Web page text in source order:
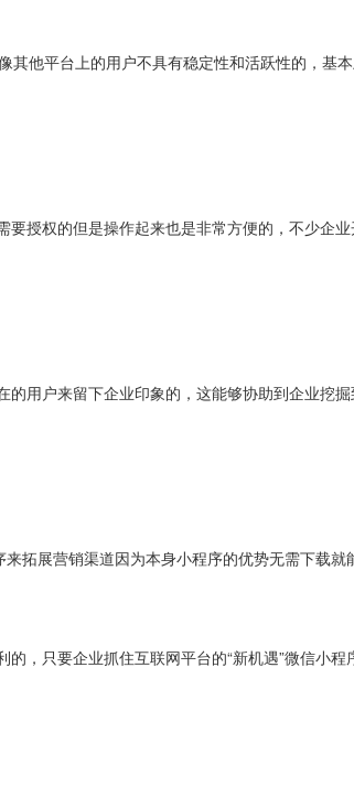
他平台上的用户不具有稳定性和活跃性的，基
授权的但是操作起来也是非常方便的，不少企
用户来留下企业印象的，这能够协助到企业挖
拓展营销渠道因为本身小程序的优势无需下载就
，只要企业抓住互联网平台的“新机遇”微信小程